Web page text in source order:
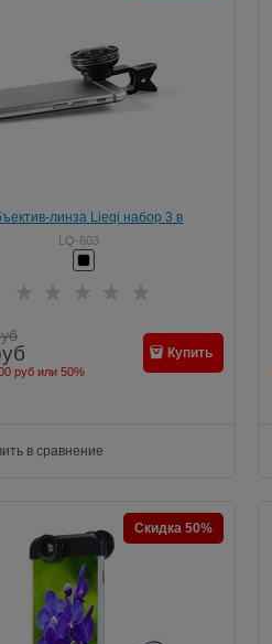
линза Lieqi набор 3 в
Макро объектив,широкоугольная
линза Цвет: Чёрный (LQ-603)
LQ-603
руб или 50%
Купить
в сравнение
Скидка 50%